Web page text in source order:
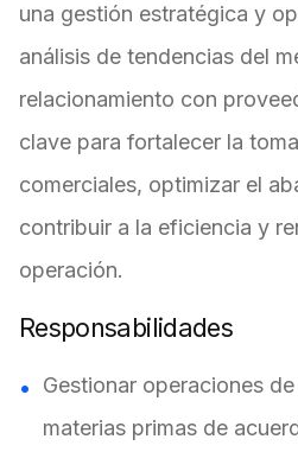
una gestión estratégica y
análisis de tendencias del
relacionamiento con
clave para fortalecer la
comerciales, optimizar el
contribuir a la eficiencia y
operación.
Responsabilidades
Gestionar operaciones
materias primas de